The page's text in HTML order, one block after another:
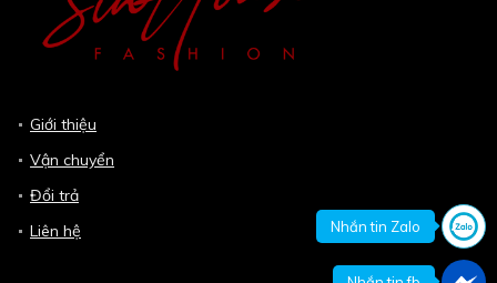
Giới thiệu
Vận chuyển
Đổi trả
Liên hệ
Nhắn tin Zalo